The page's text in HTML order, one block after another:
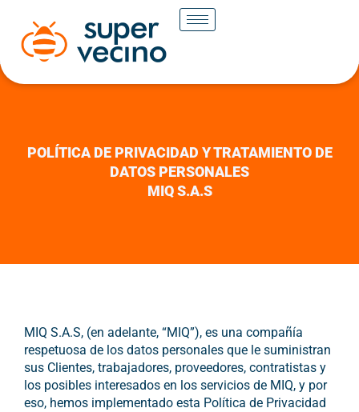
POLÍTICA DE PRIVACIDAD Y TRATAMIENTO DE
DATOS PERSONALES
MIQ S.A.S
MIQ S.A.S, (en adelante, “MIQ”), es una compañía
respetuosa de los datos personales que le suministran
sus Clientes, trabajadores, proveedores, contratistas y
los posibles interesados en los servicios de MIQ, y por
eso, hemos implementado esta Política de Privacidad